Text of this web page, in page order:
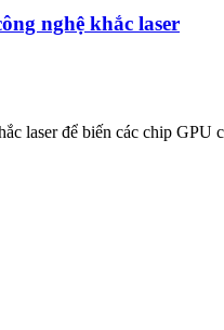
nghệ khắc laser
laser để biến các chip